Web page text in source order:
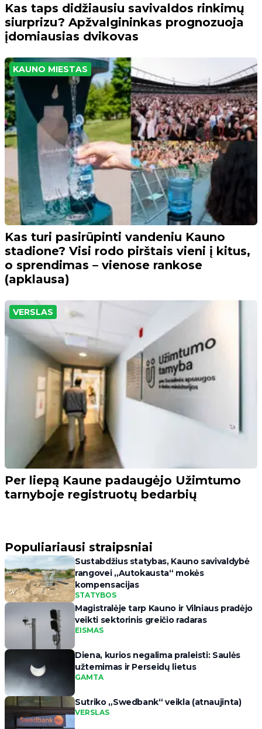
Kas taps didžiausiu savivaldos rinkimų
siurprizu? Apžvalgininkas prognozuoja
įdomiausias dvikovas
KAUNO MIESTAS
Kas turi pasirūpinti vandeniu Kauno
stadione? Visi rodo pirštais vieni į kitus,
o sprendimas – vienose rankose
(apklausa)
VERSLAS
Per liepą Kaune padaugėjo Užimtumo
tarnyboje registruotų bedarbių
Populiariausi straipsniai
Sustabdžius statybas, Kauno savivaldybė
rangovei „Autokausta“ mokės
kompensacijas
STATYBOS
Magistralėje tarp Kauno ir Vilniaus pradėjo
veikti sektorinis greičio radaras
EISMAS
Diena, kurios negalima praleisti: Saulės
užtemimas ir Perseidų lietus
GAMTA
Sutriko „Swedbank“ veikla (atnaujinta)
VERSLAS